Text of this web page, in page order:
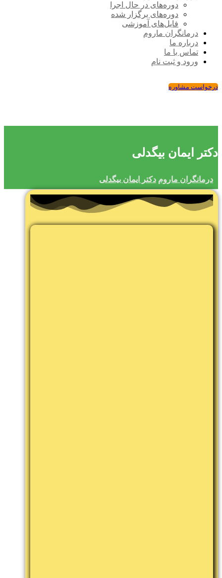
دوره‌های در حال اجرا
دوره‌های برگزار شده
فایل‌های آموزشی
درمانگران ماروم
درباره ما
تماس با ما
ورود و ثبت نام
درخواست مشاوره
دکتر ایمان بیگدلی
درمانگران ماروم دکتر ایمان بیگدلی